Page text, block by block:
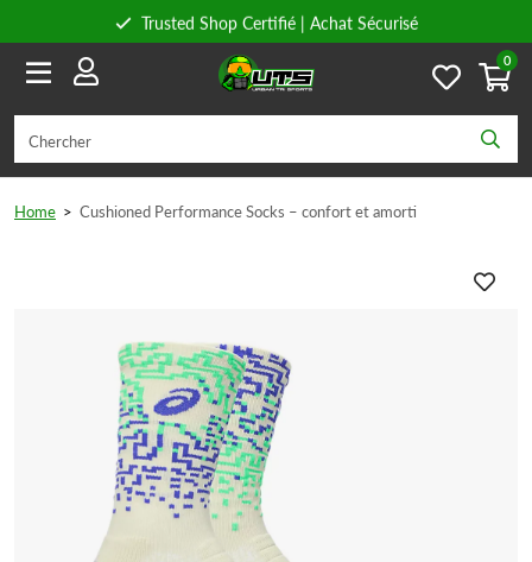
Trusted Shop Certifié | Achat Sécurisé
Conseils personnels
0
Home > Cushioned Performance Socks – confort et amorti